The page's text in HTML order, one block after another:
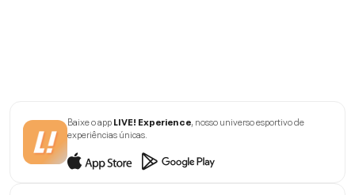
Baixe o appLIVE! Experience, nosso universo esportivo de
experiências únicas.